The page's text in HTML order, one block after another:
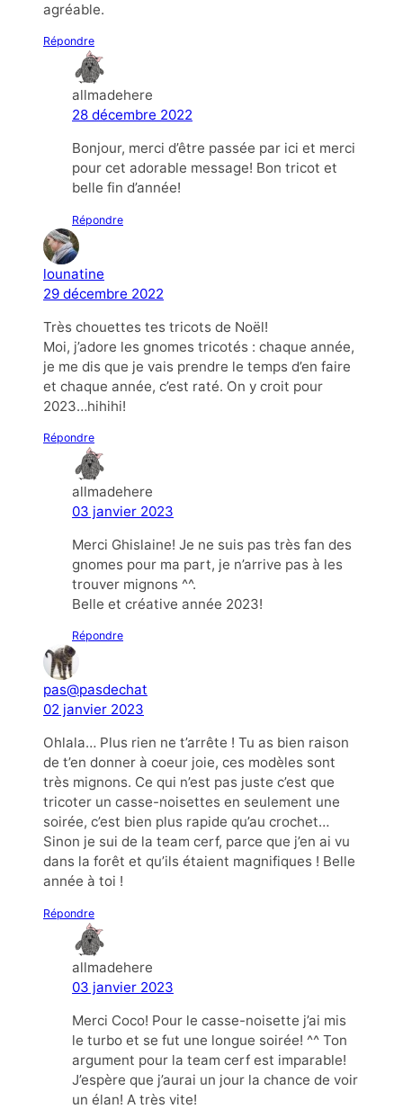
agréable.
Répondre
allmadehere
28 décembre 2022
Bonjour, merci d’être passée par ici et merci
pour cet adorable message! Bon tricot et
belle fin d’année!
Répondre
lounatine
29 décembre 2022
Très chouettes tes tricots de Noël!
Moi, j’adore les gnomes tricotés : chaque année,
je me dis que je vais prendre le temps d’en faire
et chaque année, c’est raté. On y croit pour
2023…hihihi!
Répondre
allmadehere
03 janvier 2023
Merci Ghislaine! Je ne suis pas très fan des
gnomes pour ma part, je n’arrive pas à les
trouver mignons ^^.
Belle et créative année 2023!
Répondre
pas@pasdechat
02 janvier 2023
Ohlala… Plus rien ne t’arrête ! Tu as bien raison
de t’en donner à coeur joie, ces modèles sont
très mignons. Ce qui n’est pas juste c’est que
tricoter un casse-noisettes en seulement une
soirée, c’est bien plus rapide qu’au crochet…
Sinon je sui de la team cerf, parce que j’en ai vu
dans la forêt et qu’ils étaient magnifiques ! Belle
année à toi !
Répondre
allmadehere
03 janvier 2023
Merci Coco! Pour le casse-noisette j’ai mis
le turbo et se fut une longue soirée! ^^ Ton
argument pour la team cerf est imparable!
J’espère que j’aurai un jour la chance de voir
un élan! A très vite!